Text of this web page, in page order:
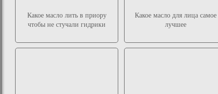
Какое масло лить в приору
чтобы не стучали гидрики
Какое масло для лица самое
лучшее